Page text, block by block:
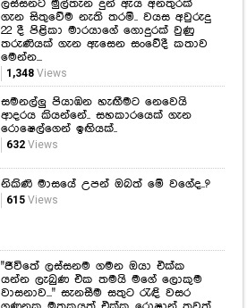
දුවෙකුට මේ තරම් ලස්සන අම්මෙක්
ඉන්නවා කියන්නෙම මොන තරම්
දෙයක්ද..? අක්කා - නගෝ වගේ ළං වුණු
උදාරියි, දෝණියි...
1,927Views
ලස්සනට මුල්තැන දුන් ඇය අනතුරක්
ගැන සිතුවේම නැති තරම්.. වයස අවුරුදු
22 දී පිළිකා මාරයාගේ ගොදුරක් වුණු
තරුණියක් ගැන ඇසෙන සංවේදී කතාව
සමනල්ලු පියාඹන හැඟීමට නෙවෙයි
නිකිණි මාසයේ උපන් ඔබත් මේ වගේද..?
615Views